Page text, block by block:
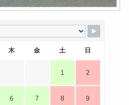
木 金 土 日
1 2
6 7 8 9